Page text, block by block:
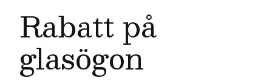
Rabatt på
glasögon